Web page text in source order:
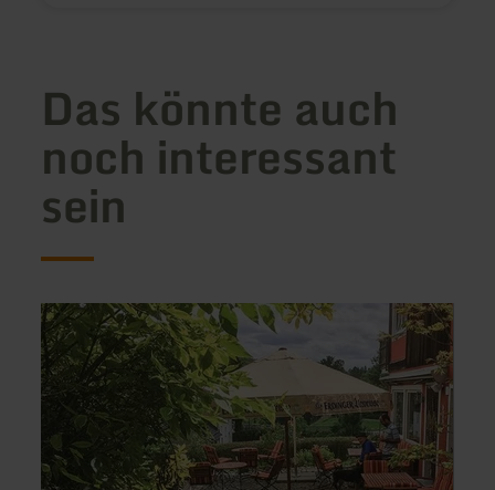
Das könnte auch
noch interessant
sein
mehr
erfahren
zu:
Pension
Haus
Sonneck
zu: